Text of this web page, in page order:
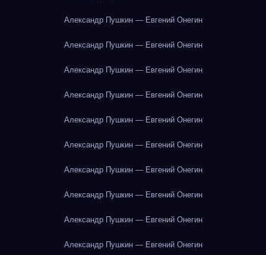
Александр Пушкин — Евгений Онегин
Александр Пушкин — Евгений Онегин
Александр Пушкин — Евгений Онегин
Александр Пушкин — Евгений Онегин
Александр Пушкин — Евгений Онегин
Александр Пушкин — Евгений Онегин
Александр Пушкин — Евгений Онегин
Александр Пушкин — Евгений Онегин
Александр Пушкин — Евгений Онегин
Александр Пушкин — Евгений Онегин